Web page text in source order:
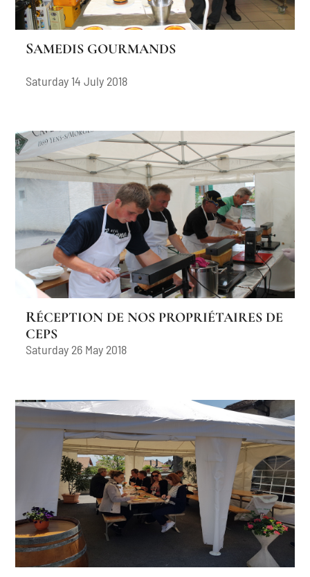
SAMEDIS GOURMANDS
Saturday 14 July 2018
RÉCEPTION DE NOS PROPRIÉTAIRES DE
CEPS
Saturday 26 May 2018